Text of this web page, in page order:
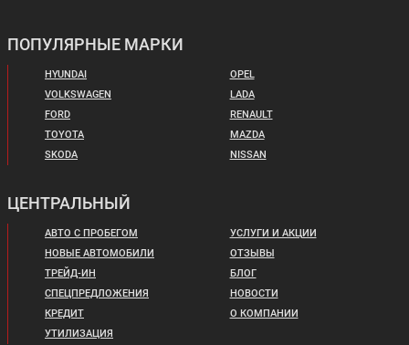
ПОПУЛЯРНЫЕ МАРКИ
HYUNDAI
VOLKSWAGEN
FORD
TOYOTA
SKODA
OPEL
LADA
RENAULT
MAZDA
NISSAN
ЦЕНТРАЛЬНЫЙ
АВТО С ПРОБЕГОМ
НОВЫЕ АВТОМОБИЛИ
ТРЕЙД-ИН
СПЕЦПРЕДЛОЖЕНИЯ
КРЕДИТ
УТИЛИЗАЦИЯ
УСЛУГИ И АКЦИИ
ОТЗЫВЫ
БЛОГ
НОВОСТИ
О КОМПАНИИ